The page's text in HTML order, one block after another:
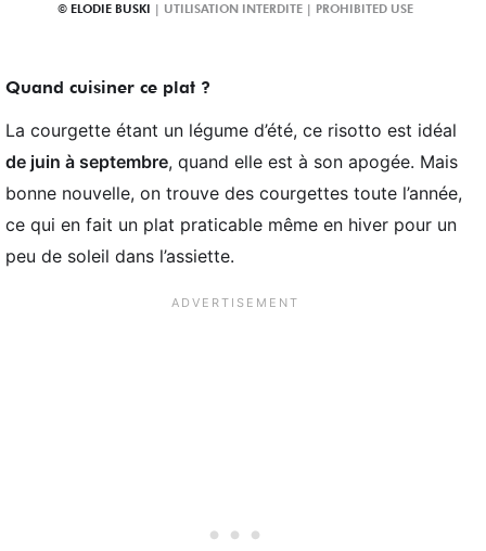
ELODIE BUSKI
Quand cuisiner ce plat ?
La courgette étant un légume d’été, ce risotto est idéal
de juin à septembre, quand elle est à son apogée. Mais
bonne nouvelle, on trouve des courgettes toute l’année,
ce qui en fait un plat praticable même en hiver pour un
peu de soleil dans l’assiette.